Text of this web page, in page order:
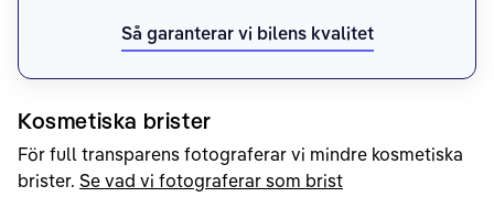
Så garanterar vi bilens kvalitet
Kosmetiska brister
För full transparens fotograferar vi mindre kosmetiska
brister. Se vad vi fotograferar som brist